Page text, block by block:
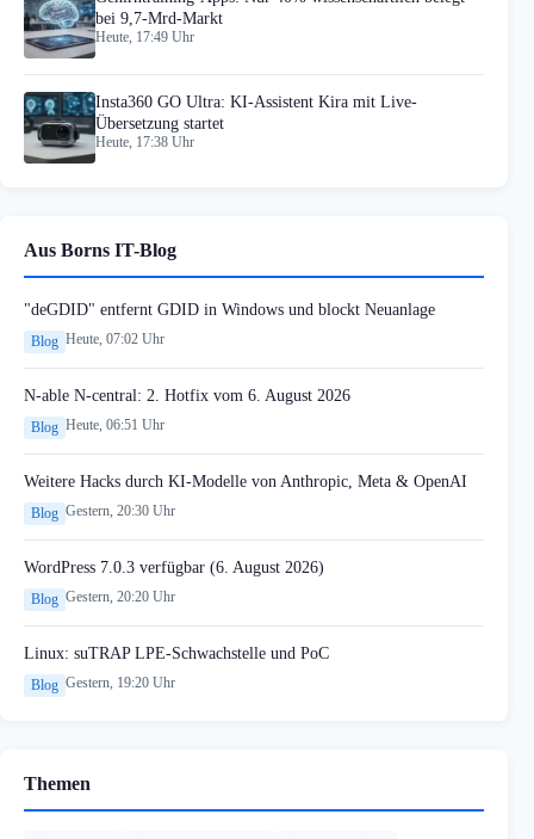
bei 9,7-Mrd-Markt
Heute, 17:49 Uhr
Insta360 GO Ultra: KI-Assistent Kira mit Live-
Übersetzung startet
Heute, 17:38 Uhr
Aus Borns IT-Blog
"deGDID" entfernt GDID in Windows und blockt Neuanlage
Blog Heute, 07:02 Uhr
N-able N-central: 2. Hotfix vom 6. August 2026
Blog Heute, 06:51 Uhr
Weitere Hacks durch KI-Modelle von Anthropic, Meta & OpenAI
Blog Gestern, 20:30 Uhr
WordPress 7.0.3 verfügbar (6. August 2026)
Blog Gestern, 20:20 Uhr
Linux: suTRAP LPE-Schwachstelle und PoC
Blog Gestern, 19:20 Uhr
Themen